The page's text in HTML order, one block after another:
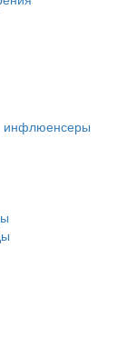
инфлюенсеры